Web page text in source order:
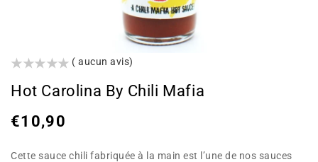
()
( aucun avis)
Hot Carolina By Chili Mafia
Prix
€10,90
Cette sauce chili fabriquée à la main est l’une de nos sauces